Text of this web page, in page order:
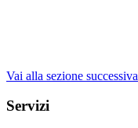
Vai alla sezione successiva
Servizi